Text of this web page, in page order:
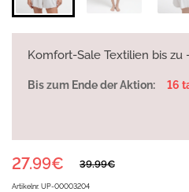
Komfort-Sale Textilien bis zu
Bis zum Ende der Aktion: 16
Artikelnr. UP-00003204
39.99€
27.99€